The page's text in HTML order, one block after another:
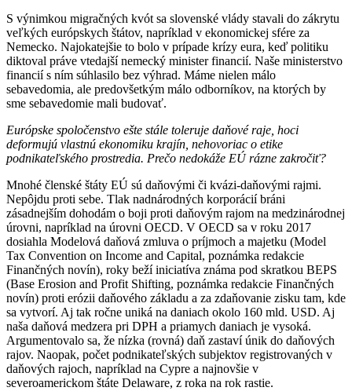
S výnimkou migračných kvót sa slovenské vlády stavali do zákrytu
veľkých európskych štátov, napríklad v ekonomickej sfére za
Nemecko. Najokatejšie to bolo v prípade krízy eura, keď politiku
diktoval práve vtedajší nemecký minister financií. Naše ministerstvo
financií s ním súhlasilo bez výhrad. Máme nielen málo
sebavedomia, ale predovšetkým málo odborníkov, na ktorých by
sme sebavedomie mali budovať.
Európske spoločenstvo ešte stále toleruje daňové raje, hoci
deformujú vlastnú ekonomiku krajín, nehovoriac o etike
podnikateľského prostredia. Prečo nedokáže EÚ rázne zakročiť?
Mnohé členské štáty EÚ sú daňovými či kvázi-daňovými rajmi.
Nepôjdu proti sebe. Tlak nadnárodných korporácií bráni
zásadnejším dohodám o boji proti daňovým rajom na medzinárodnej
úrovni, napríklad na úrovni OECD. V OECD sa v roku 2017
dosiahla Modelová daňová zmluva o príjmoch a majetku (Model
Tax Convention on Income and Capital, poznámka redakcie
Finančných novín), roky beží iniciatíva známa pod skratkou BEPS
(Base Erosion and Profit Shifting, poznámka redakcie Finančných
novín) proti erózii daňového základu a za zdaňovanie zisku tam, kde
sa vytvorí. Aj tak ročne uniká na daniach okolo 160 mld. USD. Aj
naša daňová medzera pri DPH a priamych daniach je vysoká.
Argumentovalo sa, že nízka (rovná) daň zastaví únik do daňových
rajov. Naopak, počet podnikateľských subjektov registrovaných v
daňových rajoch, napríklad na Cypre a najnovšie v
severoamerickom štáte Delaware, z roka na rok rastie.